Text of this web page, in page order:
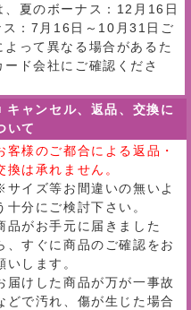
夏のボーナス：12月16日
：7月16日～10月31日ご
って異なる場合があるた
ド会社にご確認くださ
キャンセル、返品、交換に
いて
客様のご都合による返品・
換は承れません。
サイズ等お間違いの無いよ
十分にご検討下さい。
品がお手元に届きました
、すぐに商品のご確認をお
いします。
届けした商品が万が一事故
どで汚れ、傷が生じた場合